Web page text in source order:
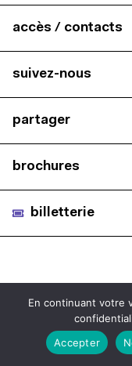
accès / contacts
suivez-nous
partager
brochures
billetterie
En continuant votre
Accepter